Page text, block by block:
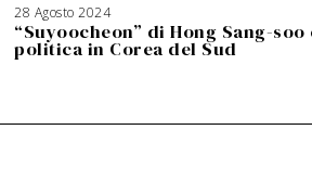
28 Agosto 2024
“Suyoocheon” di Hong Sang-
politica in Corea del Sud